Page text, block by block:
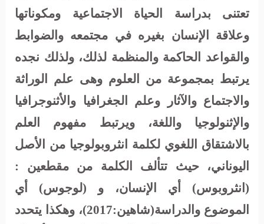
تعتنى بدراسة الحياة الاجتماعية ومكوناتها
وعلاقة الإنسان بغيره في مجتمعه والضوابط
والقواعد الحاكمة والمنظمة لذلك، ولذلك نجده
يرتبط بمجموعة من العلوم وهى علم الوراثة
والاجتماع والآثار وعلم الجغرافيا والأثنوجرافيا
والإثنولوجيا واللغة،ويرتبط مفهوم العلم
بالاشتقاق اللغوي لكلمة انثروبولوجيا من الأصل
اليوناني، حيث تتألف الكلمة من مقطعين :
(انثروبوس) أي الإنسان، و (لوجوس) أي
الموضوع والدراسة(شاهين:2017)، وهكذا يتحدد